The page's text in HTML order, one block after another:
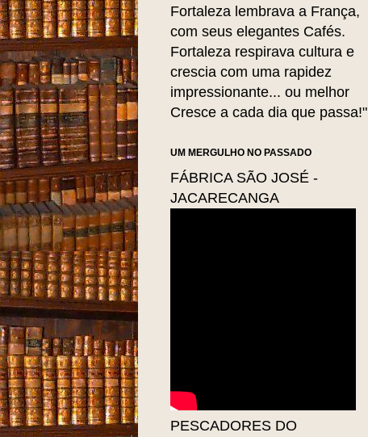
Fortaleza lembrava a França,
com seus elegantes Cafés.
Fortaleza respirava cultura e
crescia com uma rapidez
impressionante... ou melhor
Cresce a cada dia que passa!"
UM MERGULHO NO PASSADO
FÁBRICA SÃO JOSÉ -
JACARECANGA
PESCADORES DO